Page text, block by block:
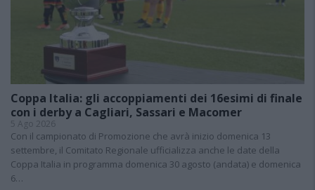
Coppa Italia: gli accoppiamenti dei 16esimi di finale
con i derby a Cagliari, Sassari e Macomer
5 Ago 2026
Con il campionato di Promozione che avrà inizio domenica 13
settembre, il Comitato Regionale ufficializza anche le date della
Coppa Italia in programma domenica 30 agosto (andata) e domenica
6…